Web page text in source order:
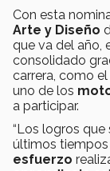
Con esta
Arte y Diseño
que va del año,
consolidado
carrera, como
uno de los
a participar.
“Los logros
últimos tiempos
esfuerzo